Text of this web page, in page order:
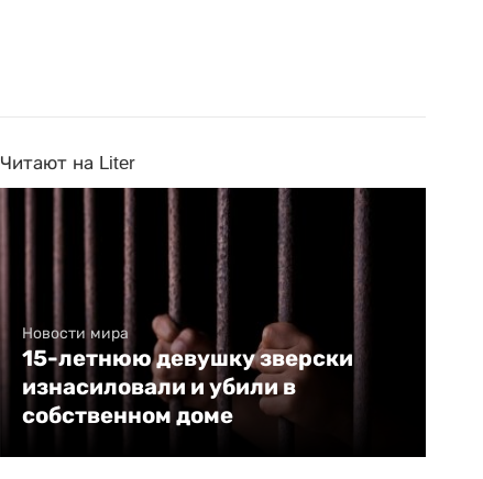
Читают на Liter
Новости мира
15-летнюю девушку зверски
изнасиловали и убили в
собственном доме